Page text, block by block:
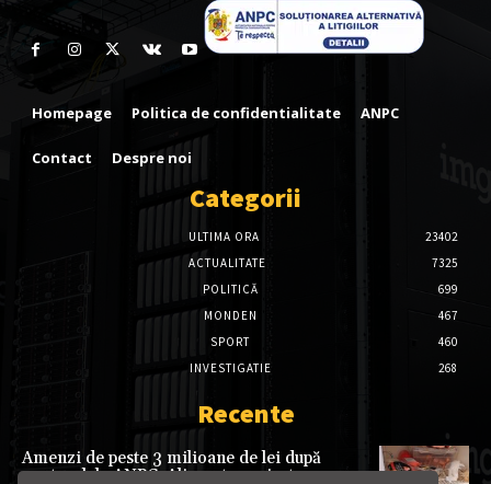
Homepage Politica de confidentialitate ANPC
Contact Despre noi
Categorii
ULTIMA ORA
23402
ACTUALITATE
7325
POLITICĂ
699
MONDEN
467
SPORT
460
INVESTIGATIE
268
Recente
Amenzi de peste 3 milioane de lei după
controalele ANPC. Alimente expirate,